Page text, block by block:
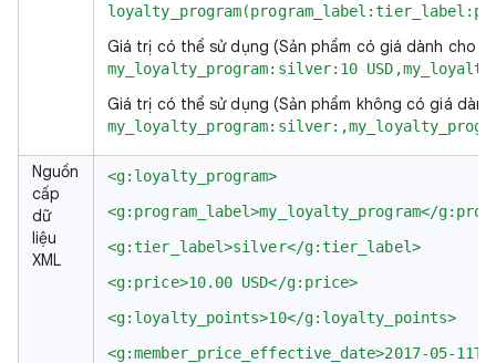
Giá trị có thể sử dụng (Sản phẩm có giá dành cho
my_loyalty_program:silver:10
Giá trị có thể sử dụng (Sản phẩm không có giá
Nguồn
cấp
dữ
liệu
XML
<g:loyalty_program>
<g:program_label>my_loyalty_program</
<g:tier_label>silver</g:tier_label>
<g:price>10.00 USD</g:price>
<g:loyalty_points>10</g:loyalty_points>
<g:member_price_effective_date>2017-05-